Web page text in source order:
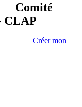
Créer mon
Comité
CLAP